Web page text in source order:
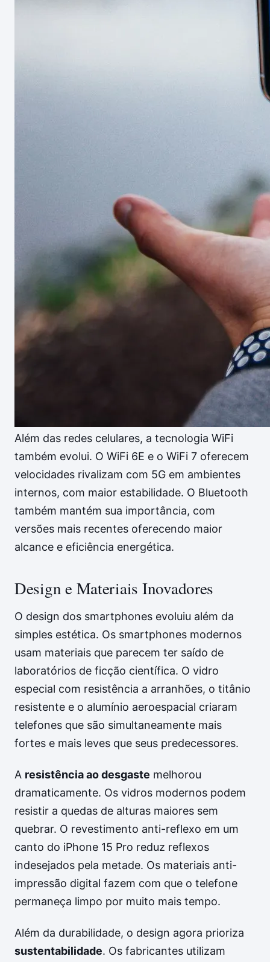
Além das redes celulares, a tecnologia WiFi
também evolui. O WiFi 6E e o WiFi 7 oferecem
velocidades rivalizam com 5G em ambientes
internos, com maior estabilidade. O Bluetooth
também mantém sua importância, com
versões mais recentes oferecendo maior
alcance e eficiência energética.
Design e Materiais Inovadores
O design dos smartphones evoluiu além da
simples estética. Os smartphones modernos
usam materiais que parecem ter saído de
laboratórios de ficção científica. O vidro
especial com resistência a arranhões, o titânio
resistente e o alumínio aeroespacial criaram
telefones que são simultaneamente mais
fortes e mais leves que seus predecessores.
A resistência ao desgaste melhorou
dramaticamente. Os vidros modernos podem
resistir a quedas de alturas maiores sem
quebrar. O revestimento anti-reflexo em um
canto do iPhone 15 Pro reduz reflexos
indesejados pela metade. Os materiais anti-
impressão digital fazem com que o telefone
permaneça limpo por muito mais tempo.
Além da durabilidade, o design agora prioriza
sustentabilidade. Os fabricantes utilizam